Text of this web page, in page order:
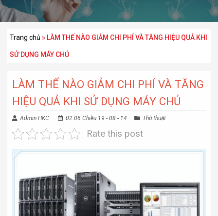
Trang chủ » LÀM THẾ NÀO GIẢM CHI PHÍ VÀ TĂNG HIỆU QUẢ KHI
SỬ DỤNG MÁY CHỦ
LÀM THẾ NÀO GIẢM CHI PHÍ VÀ TĂNG
HIỆU QUẢ KHI SỬ DỤNG MÁY CHỦ
Admin HKC 02:06 Chiều 19 - 08 - 14 Thủ thuật
Rate this post